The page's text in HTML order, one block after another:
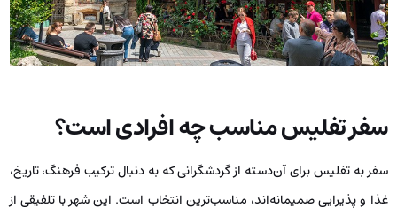
سفر تفلیس مناسب چه افرادی است؟
سفر به تفلیس برای آن‌دسته از گردشگرانی که به دنبال ترکیب فرهنگ، تاریخ،
غذا و پذیرایی صمیمانه‌اند، مناسب‌ترین انتخاب است. این شهر با تلفیقی از